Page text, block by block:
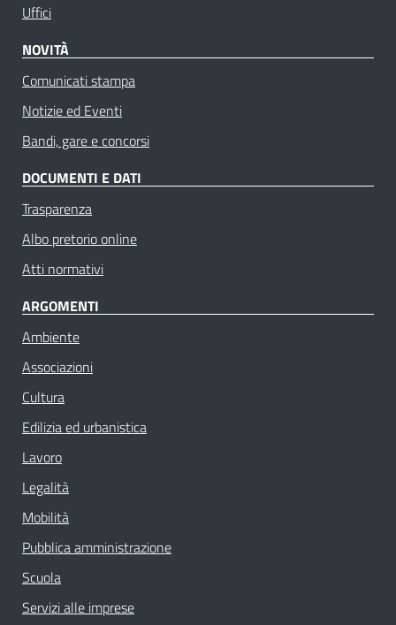
Uffici
NOVITÀ
Comunicati stampa
Notizie ed Eventi
Bandi, gare e concorsi
DOCUMENTI E DATI
Trasparenza
Albo pretorio online
Atti normativi
ARGOMENTI
Ambiente
Associazioni
Cultura
Edilizia ed urbanistica
Lavoro
Legalità
Mobilità
Pubblica amministrazione
Scuola
Servizi alle imprese